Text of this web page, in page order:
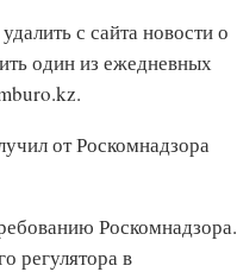
с сайта новости о
один из ежедневных
от Роскомнадзора
Роскомнадзора.
регулятора в